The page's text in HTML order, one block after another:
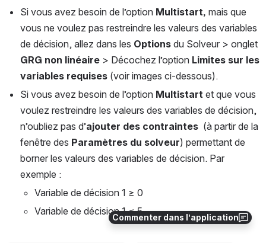
Commenter dans l’application
Si vous avez besoin de l’option Multistart, mais que
vous ne voulez pas restreindre les valeurs des variables
de décision, allez dans les Options
GRG non linéaire > Décochez l’option Limites sur les
variables requises (voir images ci-dessous).
Si vous avez besoin de l’option Multistart et que vous
voulez restreindre les valeurs des variables de décision,
n’oubliez pas d’ajouter des contraintes
  (à partir de la
fenêtre des Paramètres du solveur) permettant de
borner les valeurs des variables de décision. Par
exemple :
Variable de décision 1 ≥ 0
Variable de décision 1 ≤ 5